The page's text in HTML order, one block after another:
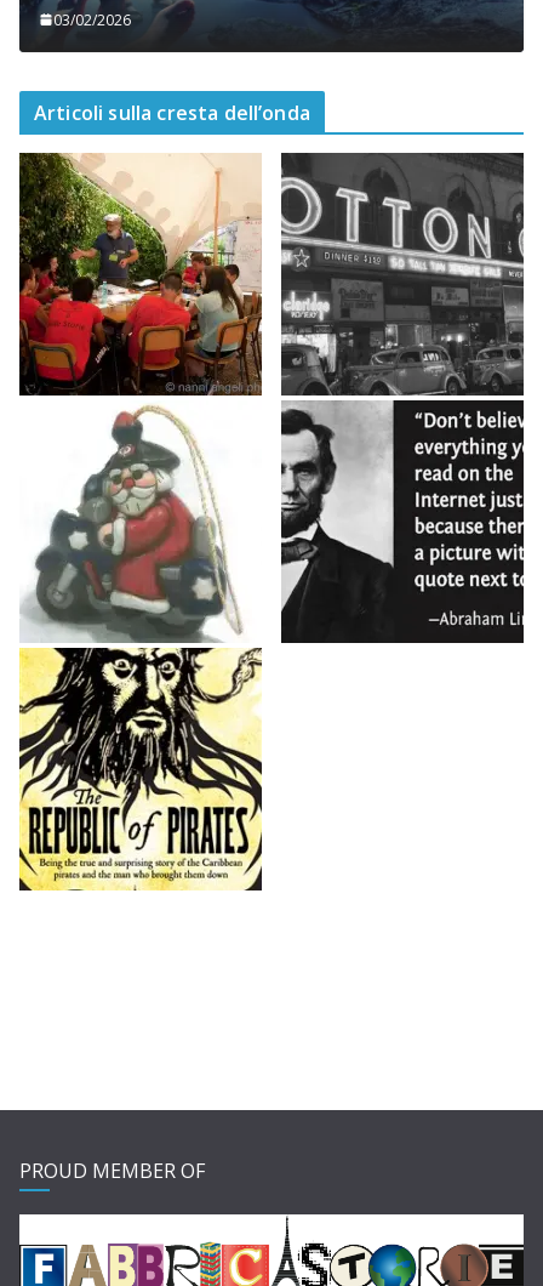
03/02/2026
Articoli sulla cresta dell’onda
PROUD MEMBER OF